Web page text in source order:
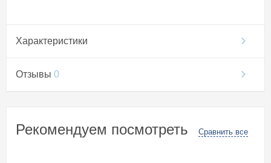
Характеристики
Отзывы 0
Рекомендуем посмотреть Сравнить все